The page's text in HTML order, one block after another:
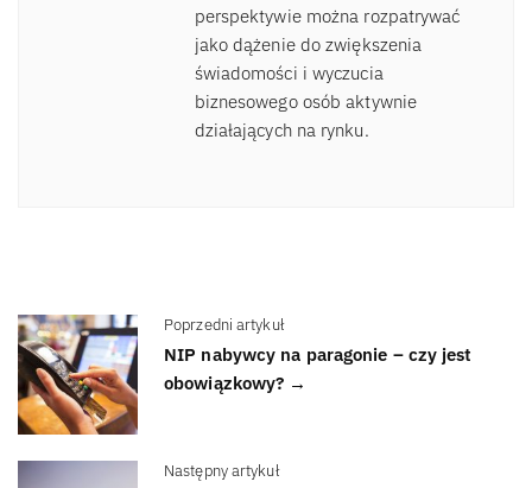
perspektywie można rozpatrywać
jako dążenie do zwiększenia
świadomości i wyczucia
biznesowego osób aktywnie
działających na rynku.
Poprzedni artykuł
NIP nabywcy na paragonie – czy jest
obowiązkowy? →
Następny artykuł